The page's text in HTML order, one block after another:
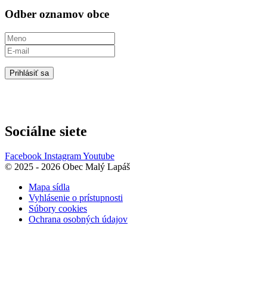
Odber oznamov obce
Prihlásiť sa
Sociálne siete
Facebook InstagramYoutube
© 2025 - 2026 Obec Malý Lapáš
Mapa sídla
Vyhlásenie o prístupnosti
Súbory cookies
Ochrana osobných údajov